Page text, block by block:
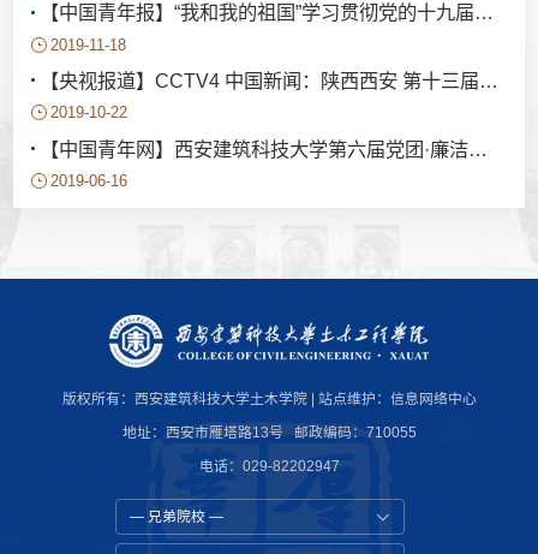
【中国青年报】“我和我的祖国”学习贯彻党的十九届四中全会精神百姓宣讲团走进陕西
2019-11-18
【央视报道】CCTV4 中国新闻：陕西西安 第十三届全国大学生结构设计竞赛闭幕
2019-10-22
2019-06-16
版权所有：西安建筑科技大学土木学院 | 站点维护： 信息网络中心
地址：西安市雁塔路13号 邮政编码：710055
电话：029-82202947
— 兄弟院校 —